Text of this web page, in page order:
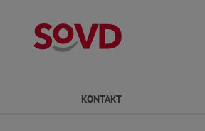
Kreisverband
KONTAKT